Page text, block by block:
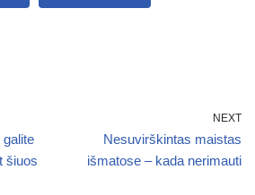
šiuos
NEXT
Nesuvirškintas maistas
išmatose – kada nerimauti